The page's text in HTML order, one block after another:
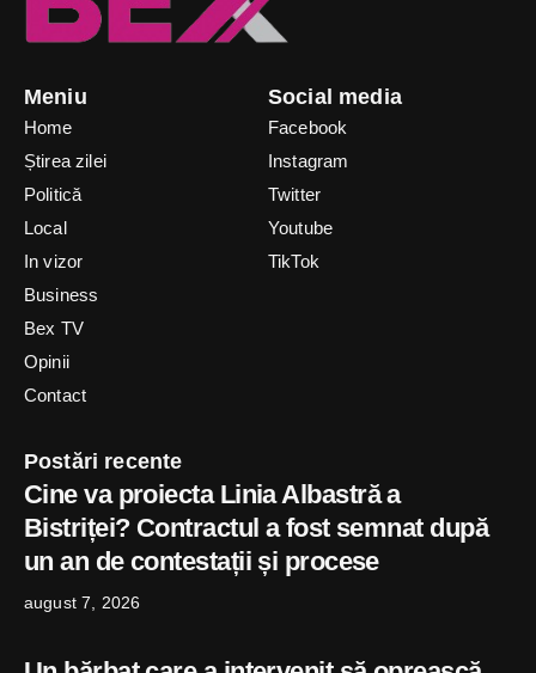
Meniu
Home
Știrea zilei
Politică
Local
In vizor
Business
Bex TV
Opinii
Contact
Social media
Facebook
Instagram
Twitter
Youtube
TikTok
Postări recente
Cine va proiecta Linia Albastră a
Bistriței? Contractul a fost semnat după
un an de contestații și procese
august 7, 2026